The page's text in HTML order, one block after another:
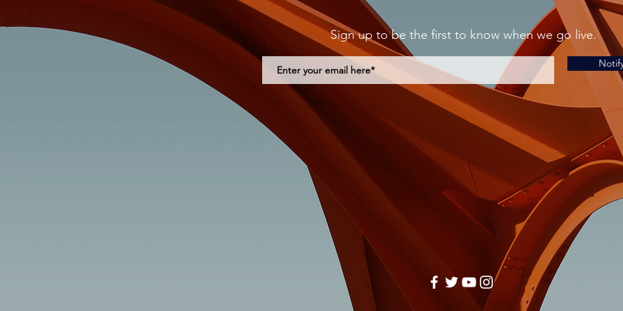
Sign up to be the first to know when we go live.